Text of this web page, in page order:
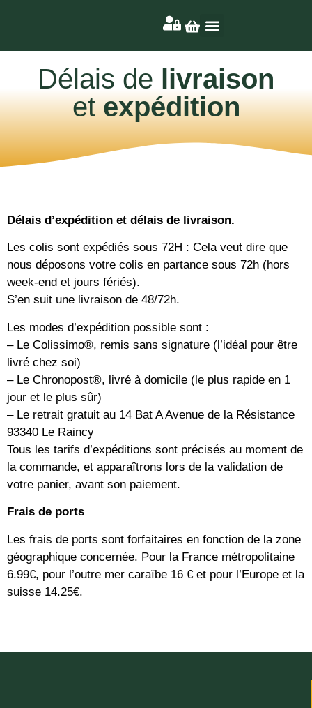
Délais de livraison
etexpédition
Délais d’expédition et délais de livraison.
Les colis sont expédiés sous 72H : Cela veut dire que
nous déposons votre colis en partance sous 72h (hors
week-end et jours fériés).
S’en suit une livraison de 48/72h.
Les modes d’expédition possible sont :
– Le Colissimo®, remis sans signature (l’idéal pour être
livré chez soi)
– Le Chronopost®, livré à domicile (le plus rapide en 1
jour et le plus sûr)
– Le retrait gratuit au 14 Bat A Avenue de la Résistance
93340 Le Raincy
Tous les tarifs d’expéditions sont précisés au moment de
la commande, et apparaîtrons lors de la validation de
votre panier, avant son paiement.
Frais de ports
Les frais de ports sont forfaitaires en fonction de la zone
géographique concernée. Pour la France métropolitaine
6.99€, pour l’outre mer caraïbe 16 € et pour l’Europe et la
suisse 14.25€.